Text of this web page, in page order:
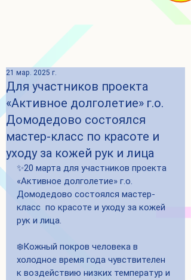
Для участников проекта
«Активное долголетие» г.о.
Домодедово состоялся
мастер-класс по красоте и
уходу за кожей рук и лица
21 мар. 2025 г.
✨20 марта для участников проекта
«Активное долголетие» г.о.
Домодедово состоялся мастер-
класс  по красоте и уходу за кожей
рук и лица.
❄️Кожный покров человека в
холодное время года чувствителен
к воздействию низких температур и